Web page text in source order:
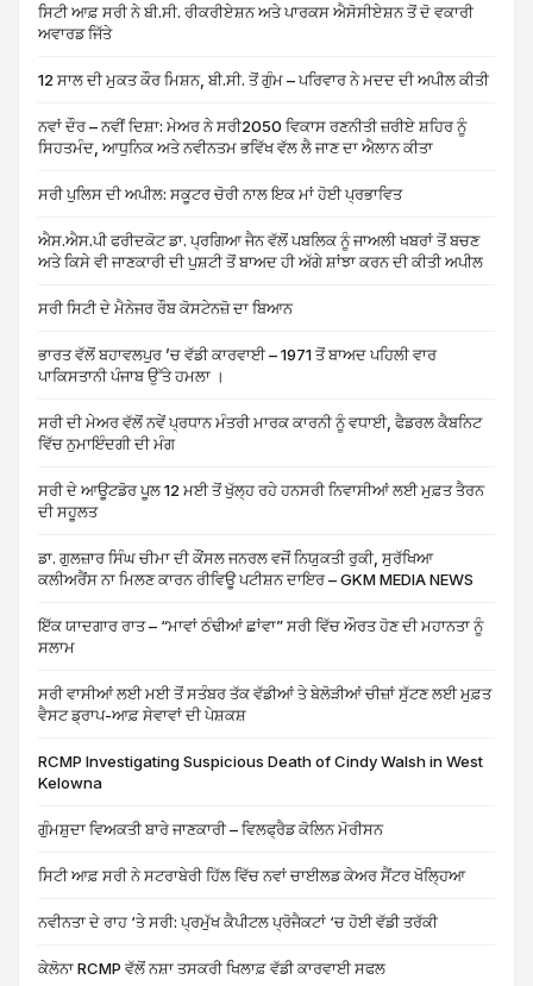
ਸਿਟੀ ਆਫ਼ ਸਰੀ ਨੇ ਬੀ.ਸੀ. ਰੀਕਰੀਏਸ਼ਨ ਅਤੇ ਪਾਰਕਸ ਐਸੋਸੀਏਸ਼ਨ ਤੋਂ ਦੋ ਵਕਾਰੀ
ਅਵਾਰਡ ਜਿੱਤੇ
12 ਸਾਲ ਦੀ ਮੁਕਤ ਕੌਰ ਮਿਸ਼ਨ, ਬੀ.ਸੀ. ਤੋਂ ਗੁੰਮ – ਪਰਿਵਾਰ ਨੇ ਮਦਦ ਦੀ ਅਪੀਲ ਕੀਤੀ
ਨਵਾਂ ਦੌਰ – ਨਵੀਂ ਦਿਸ਼ਾ: ਮੇਅਰ ਨੇ ਸਰੀ2050 ਵਿਕਾਸ ਰਣਨੀਤੀ ਜ਼ਰੀਏ ਸ਼ਹਿਰ ਨੂੰ
ਸਿਹਤਮੰਦ, ਆਧੁਨਿਕ ਅਤੇ ਨਵੀਨਤਮ ਭਵਿੱਖ ਵੱਲ ਲੈ ਜਾਣ ਦਾ ਐਲਾਨ ਕੀਤਾ
ਸਰੀ ਪੁਲਿਸ ਦੀ ਅਪੀਲ: ਸਕੂਟਰ ਚੋਰੀ ਨਾਲ ਇਕ ਮਾਂ ਹੋਈ ਪ੍ਰਭਾਵਿਤ
ਐਸ.ਐਸ.ਪੀ ਫਰੀਦਕੋਟ ਡਾ. ਪ੍ਰਗਿਆ ਜੈਨ ਵੱਲੋਂ ਪਬਲਿਕ ਨੂੰ ਜਾਅਲੀ ਖਬਰਾਂ ਤੋਂ ਬਚਣ
ਅਤੇ ਕਿਸੇ ਵੀ ਜਾਣਕਾਰੀ ਦੀ ਪੁਸ਼ਟੀ ਤੋਂ ਬਾਅਦ ਹੀ ਅੱਗੇ ਸ਼ਾਂਝਾ ਕਰਨ ਦੀ ਕੀਤੀ ਅਪੀਲ
ਸਰੀ ਸਿਟੀ ਦੇ ਮੈਨੇਜਰ ਰੌਬ ਕੋਸਟੇਨਜ਼ੋ ਦਾ ਬਿਆਨ
ਭਾਰਤ ਵੱਲੋਂ ਬਹਾਵਲਪੁਰ ’ਚ ਵੱਡੀ ਕਾਰਵਾਈ – 1971 ਤੋਂ ਬਾਅਦ ਪਹਿਲੀ ਵਾਰ
ਪਾਕਿਸਤਾਨੀ ਪੰਜਾਬ ਉੱਤੇ ਹਮਲਾ ।
ਸਰੀ ਦੀ ਮੇਅਰ ਵੱਲੋਂ ਨਵੇਂ ਪ੍ਰਧਾਨ ਮੰਤਰੀ ਮਾਰਕ ਕਾਰਨੀ ਨੂੰ ਵਧਾਈ, ਫੈਡਰਲ ਕੈਬਨਿਟ
ਵਿੱਚ ਨੁਮਾਇੰਦਗੀ ਦੀ ਮੰਗ
ਸਰੀ ਦੇ ਆਊਟਡੋਰ ਪੂਲ 12 ਮਈ ਤੋਂ ਖੁੱਲ੍ਹ ਰਹੇ ਹਨਸਰੀ ਨਿਵਾਸੀਆਂ ਲਈ ਮੁਫ਼ਤ ਤੈਰਨ
ਦੀ ਸਹੂਲਤ
ਡਾ. ਗੁਲਜ਼ਾਰ ਸਿੰਘ ਚੀਮਾ ਦੀ ਕੌਂਸਲ ਜਨਰਲ ਵਜੋਂ ਨਿਯੁਕਤੀ ਰੁਕੀ, ਸੁਰੱਖਿਆ
ਕਲੀਅਰੈਂਸ ਨਾ ਮਿਲਣ ਕਾਰਨ ਰੀਵਿਊ ਪਟੀਸ਼ਨ ਦਾਇਰ – GKM MEDIA NEWS
ਇੱਕ ਯਾਦਗਾਰ ਰਾਤ – “ਮਾਵਾਂ ਠੰਢੀਆਂ ਛਾਂਵਾ” ਸਰੀ ਵਿੱਚ ਔਰਤ ਹੋਣ ਦੀ ਮਹਾਨਤਾ ਨੂੰ
ਸਲਾਮ
ਸਰੀ ਵਾਸੀਆਂ ਲਈ ਮਈ ਤੋਂ ਸਤੰਬਰ ਤੱਕ ਵੱਡੀਆਂ ਤੇ ਬੇਲੋੜੀਆਂ ਚੀਜ਼ਾਂ ਸੁੱਟਣ ਲਈ ਮੁਫ਼ਤ
ਵੈਸਟ ਡ੍ਰਾਪ-ਆਫ਼ ਸੇਵਾਵਾਂ ਦੀ ਪੇਸ਼ਕਸ਼
RCMP Investigating Suspicious Death of Cindy Walsh in West
Kelowna
ਗੁੰਮਸ਼ੁਦਾ ਵਿਅਕਤੀ ਬਾਰੇ ਜਾਣਕਾਰੀ – ਵਿਲਫ੍ਰੈਡ ਕੋਲਿਨ ਮੋਰੀਸਨ
ਸਿਟੀ ਆਫ਼ ਸਰੀ ਨੇ ਸਟਰਾਬੇਰੀ ਹਿੱਲ ਵਿੱਚ ਨਵਾਂ ਚਾਈਲਡ ਕੇਅਰ ਸੈਂਟਰ ਖੋਲ੍ਹਿਆ
ਨਵੀਨਤਾ ਦੇ ਰਾਹ ‘ਤੇ ਸਰੀ: ਪ੍ਰਮੁੱਖ ਕੈਪੀਟਲ ਪ੍ਰੋਜੈਕਟਾਂ ‘ਚ ਹੋਈ ਵੱਡੀ ਤਰੱਕੀ
ਕੇਲੋਨਾ RCMP ਵੱਲੋਂ ਨਸ਼ਾ ਤਸਕਰੀ ਖਿਲਾਫ਼ ਵੱਡੀ ਕਾਰਵਾਈ ਸਫਲ